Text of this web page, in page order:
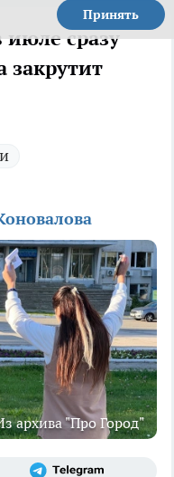
Принять
июле сразу
закрутит
архива "Про Город"